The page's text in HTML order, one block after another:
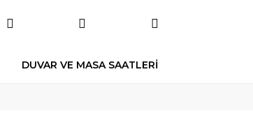
DUVAR VE MASA SAATLERİ